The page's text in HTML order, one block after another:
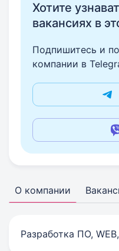
Хотите
вакансиях в
Подпишитесь и
компании в
О компании
Разработка ПО,